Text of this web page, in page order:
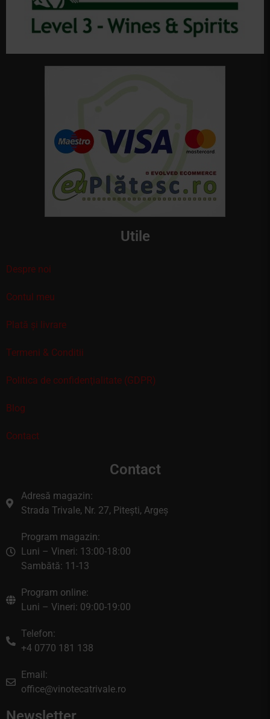
Utile
Despre noi
Contul meu
Plată și livrare
Termeni & Conditii
Politica de confidenţialitate (GDPR)
Blog
Contact
Contact
Adresă magazin:
Strada Trivale, Nr. 27, Pitești, Argeș
Program magazin:
Luni – Vineri: 13:00-18:00
Sambătă: 11-13
Program online:
Luni – Vineri: 09:00-19:00
Telefon:
+4 0770 181 138
Email:
office@vinotecatrivale.ro